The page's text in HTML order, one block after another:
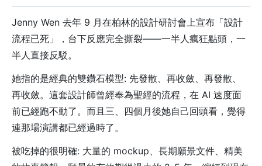
Jenny Wen 去年 9 月在柏林的設計研討會上宣布「設計
流程已死」，台下反應完全撕裂——一半人瘋狂點頭，一
半人直接反駁。
她指的是經典的雙鑽石模型: 先發散、再收斂、再發散、
再收斂。這套設計師曾經奉為聖經的流程，在 AI 速度面
前已經跑不動了。而且三、四個月後她自己回頭看，覺得
連那場演講都已經過時了。
被吃掉的很明確: 大量的 mockup、長期願景文件、精美